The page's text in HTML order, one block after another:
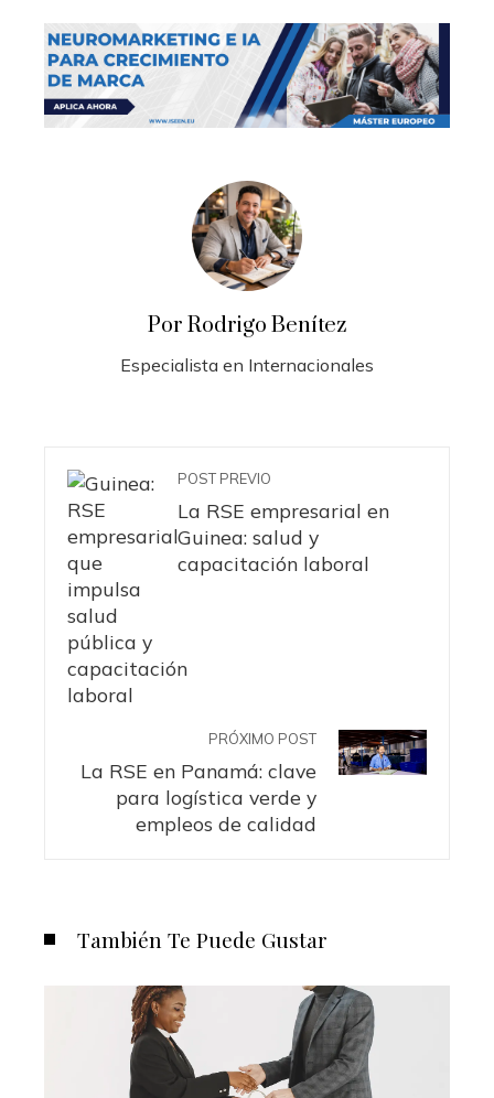
Por Rodrigo Benítez
Especialista en Internacionales
POST PREVIO
La RSE empresarial en
Guinea: salud y
capacitación laboral
PRÓXIMO POST
La RSE en Panamá: clave
para logística verde y
empleos de calidad
También Te Puede Gustar